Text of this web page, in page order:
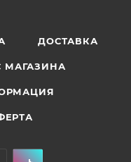
ДОСТАВКА
МАГАЗИНА